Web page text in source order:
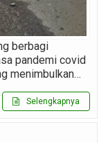
berbagi
pandemi covid
menimbulkan…
Selengkapnya